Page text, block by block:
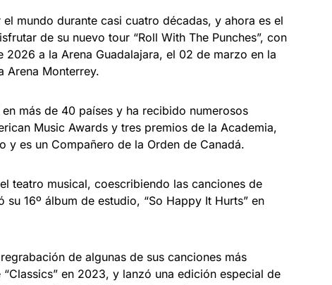
mundo durante casi cuatro décadas, y ahora es el
de su nuevo tour “Roll With The Punches”, con
a la Arena Guadalajara, el 02 de marzo en la
Arena Monterrey.
más de 40 países y ha recibido numerosos
Music Awards y tres premios de la Academia,
y es un Compañero de la Orden de Canadá.
teatro musical, coescribiendo las canciones de
su 16º álbum de estudio, “So Happy It Hurts” en
de algunas de sus canciones más
en 2023, y lanzó una edición especial de